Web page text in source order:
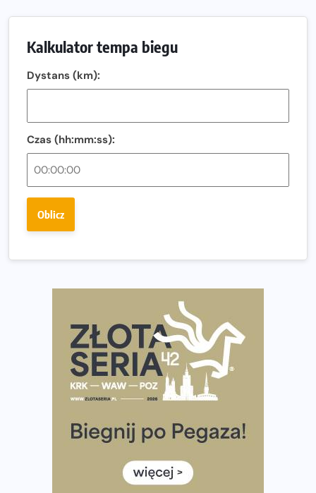
Fabrykanta. Organizatorzy odkrywają trasę dzień po
Złota Seria 42 rośnie. Coraz więcej maratończyków
wybiera wyzwanie trzech największych maratonów w
Polsce
Ponad 12 tysięcy uczestników pobiegło dla Bohaterów!
Rozbiegany Olsztyn szykuje się na weekend z
półmaratonem
Już w tę sobotę 35. Bieg Powstania Warszawskiego.
Wystartuje rekordowa liczba uczestników
35. Bieg Powstania Warszawskiego – praktyczny
Ile razy w tygodniu biegać? 3 treningi wystarczą? Jak
często biegać, żeby robić postępy
Już w ten weekend! Przed nami Nocny Portowy Maraton
Kalkulator tempa biegu
Dystans (km):
Czas (hh:mm:ss):
Oblicz